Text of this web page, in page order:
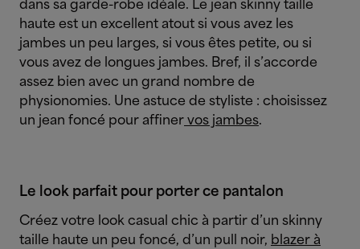
dans sa garde-robe idéale. Le jean skinny taille
haute est un excellent atout si vous avez les
jambes un peu larges, si vous êtes petite, ou si
vous avez de longues jambes. Bref, il s’accorde
assez bien avec un grand nombre de
physionomies. Une astuce de styliste : choisissez
un jean foncé pour affiner vos jambes.
Le look parfait pour porter ce pantalon
Créez votre look casual chic à partir d’un skinny
taille haute un peu foncé, d’un pull noir, blazer à